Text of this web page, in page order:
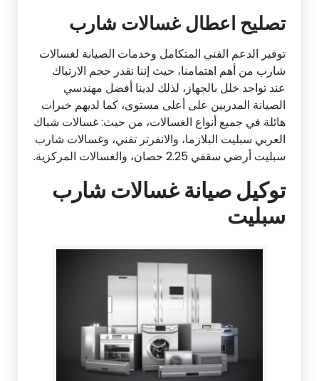
تصليح اعطال غسالات شارب
توفير الدعم الفني المتكامل وخدمات الصيانة لغسالات
شارب من أهم اهتمامنا، حيث إننا نقدر حجم الارتباك
عند تواجد خلل بالجهاز، لذلك لدينا أفضل مهندسي
الصيانة المدربين على أعلى مستوى، كما لديهم خبرات
هائلة في جميع أنواع الغسالات، من حيث: غسالات شباك
العربي سبليت البلازما، والانفرتر تقني، وغسالات شارب
سبليت أرضي سقفي 2.25 حصان، والغسالات المركزية.
توكيل صيانة غسالات شارب
سبليت